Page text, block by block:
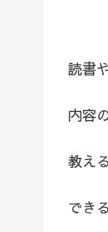
読書
内容
教え
でき